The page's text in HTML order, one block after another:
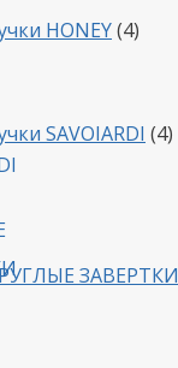
HONEY 4
SAVOIARDI 4